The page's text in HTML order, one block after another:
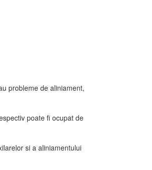
probleme de aliniament,
poate fi ocupat de
si a aliniamentului